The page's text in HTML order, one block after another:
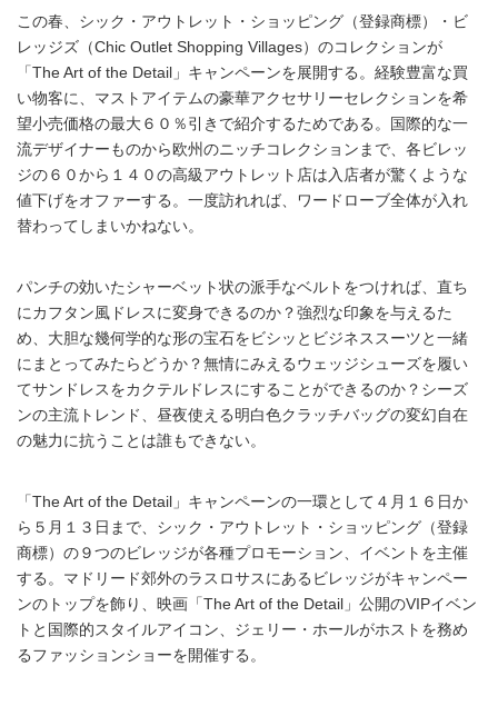
この春、シック・アウトレット・ショッピング（登録商標）・ビ
レッジズ（Chic Outlet Shopping Villages）のコレクションが
「The Art of the Detail」キャンペーンを展開する。経験豊富な買
い物客に、マストアイテムの豪華アクセサリーセレクションを希
望小売価格の最大６０％引きで紹介するためである。国際的な一
流デザイナーものから欧州のニッチコレクションまで、各ビレッ
ジの６０から１４０の高級アウトレット店は入店者が驚くような
値下げをオファーする。一度訪れれば、ワードローブ全体が入れ
替わってしまいかねない。
パンチの効いたシャーベット状の派手なベルトをつければ、直ち
にカフタン風ドレスに変身できるのか？強烈な印象を与えるた
め、大胆な幾何学的な形の宝石をビシッとビジネススーツと一緒
にまとってみたらどうか？無情にみえるウェッジシューズを履い
てサンドレスをカクテルドレスにすることができるのか？シーズ
ンの主流トレンド、昼夜使える明白色クラッチバッグの変幻自在
の魅力に抗うことは誰もできない。
「The Art of the Detail」キャンペーンの一環として４月１６日か
ら５月１３日まで、シック・アウトレット・ショッピング（登録
商標）の９つのビレッジが各種プロモーション、イベントを主催
する。マドリード郊外のラスロサスにあるビレッジがキャンペー
ンのトップを飾り、映画「The Art of the Detail」公開のVIPイベン
トと国際的スタイルアイコン、ジェリー・ホールがホストを務め
るファッションショーを開催する。